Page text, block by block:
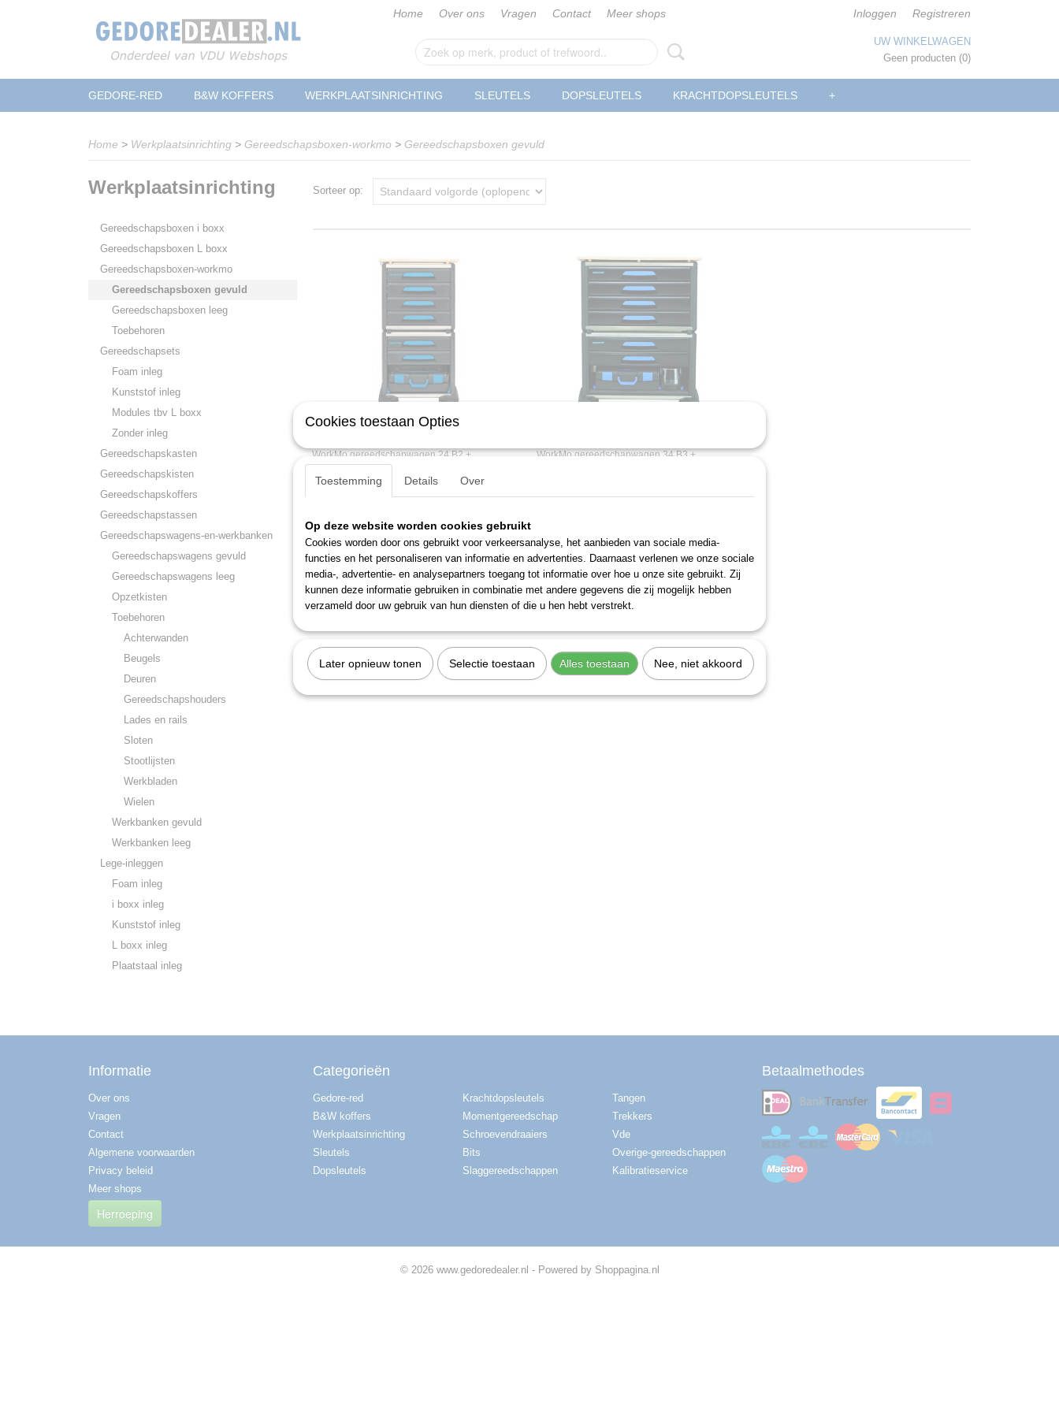
Home Over ons Vragen Contact Meer shops Inloggen Registreren
UW WINKELWAGEN
Geen producten (0)
GEDORE-RED B&W KOFFERS WERKPLAATSINRICHTING SLEUTELS DOPSLEUTELS KRACHTDOPSLEUTELS +
Home > Werkplaatsinrichting > Gereedschapsboxen-workmo > Gereedschapsboxen gevuld
Werkplaatsinrichting
Gereedschapsboxen i boxx
Gereedschapsboxen L boxx
Gereedschapsboxen-workmo
Gereedschapsboxen gevuld
Gereedschapsboxen leeg
Toebehoren
Gereedschapsets
Foam inleg
Kunststof inleg
Modules tbv L boxx
Zonder inleg
Gereedschapskasten
Gereedschapskisten
Gereedschapskoffers
Gereedschapstassen
Gereedschapswagens-en-werkbanken
Gereedschapswagens gevuld
Gereedschapswagens leeg
Opzetkisten
Toebehoren
Achterwanden
Beugels
Deuren
Gereedschapshouders
Lades en rails
Sloten
Stootlijsten
Werkbladen
Wielen
Werkbanken gevuld
Werkbanken leeg
Lege-inleggen
Foam inleg
i boxx inleg
Kunststof inleg
L boxx inleg
Plaatstaal inleg
Sorteer op:
WorkMo gereedschapwagen 24 B2 +
gereedschapset,…
€ 1.250,78
WorkMo gereedschapwagen 34 B3 +
Informatie
Over ons
Vragen
Contact
Algemene voorwaarden
Privacy beleid
Meer shops
Herroeping
Categorieën
Gedore-red
B&W koffers
Werkplaatsinrichting
Sleutels
Dopsleutels
Krachtdopsleutels
Momentgereedschap
Schroevendraaiers
Bits
Slaggereedschappen
Tangen
Trekkers
Vde
Overige-gereedschappen
Kalibratieservice
Betaalmethodes
© 2026 www.gedoredealer.nl - Powered by Shoppagina.nl
Cookies toestaan Opties
Toestemming Details Over
Op deze website worden cookies gebruikt
Cookies worden door ons gebruikt voor verkeersanalyse, het aanbieden van sociale media-
functies en het personaliseren van informatie en advertenties. Daarnaast verlenen we onze sociale
media-, advertentie- en analysepartners toegang tot informatie over hoe u onze site gebruikt. Zij
kunnen deze informatie gebruiken in combinatie met andere gegevens die zij mogelijk hebben
verzameld door uw gebruik van hun diensten of die u hen hebt verstrekt.
Later opnieuw tonen Selectie toestaan Alles toestaan Nee, niet akkoord